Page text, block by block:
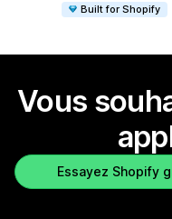
Built for Shopify
Vous
Essayez Shopify